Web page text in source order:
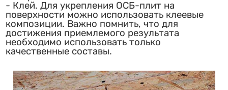
Клей. Для укрепления ОСБ-плит на
поверхности можно использовать клеевые
композиции. Важно помнить, что для
достижения приемлемого результата
необходимо использовать только
качественные составы.